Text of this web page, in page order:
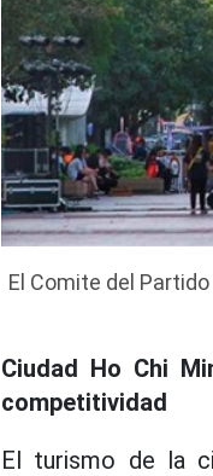
El Comite del
Ciudad Ho Chi
competitividad
El turismo de la